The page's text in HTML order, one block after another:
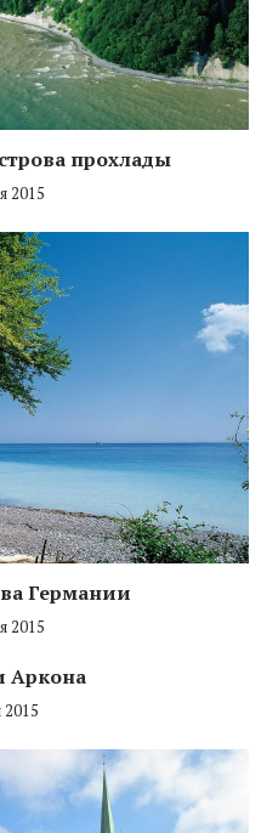
прохлады
2015
Германии
2015
Аркона
2015